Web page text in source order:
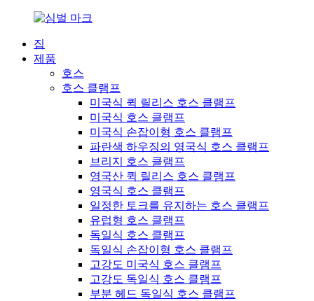
집
제품
호스
호스 클램프
미국식 퀵 릴리스 호스 클램프
미국식 호스 클램프
미국식 손잡이형 호스 클램프
파란색 하우징의 영국식 호스 클램프
브리지 호스 클램프
영국산 퀵 릴리스 호스 클램프
영국식 호스 클램프
일정한 토크를 유지하는 호스 클램프
유럽형 호스 클램프
독일식 호스 클램프
독일식 손잡이형 호스 클램프
고강도 미국식 호스 클램프
고강도 독일식 호스 클램프
부분 헤드 독일식 호스 클램프